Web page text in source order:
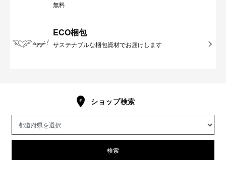
無料
ECO梱包
サステナブルな梱包資材でお届けします
ショップ検索
検索